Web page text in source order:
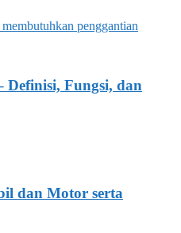
Fungsi, dan
dan Motor serta